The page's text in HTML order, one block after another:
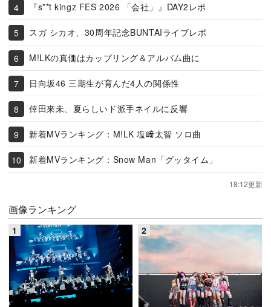
『s**t kingz FES 2026 「会社」』DAY2レポ
スガ シカオ、30周年記念BUNTAIライブレポ
M!LKの真価はカップリング＆アルバム曲に
日向坂46 三期生が育んだ4人の関係性
倖田來未、夏らしいド派手ネイルに反響
新着MVランキング：M!LK 塩﨑太智 ソロ曲
新着MVランキング：Snow Man「グッタイム」
18:12更新
画像ランキング